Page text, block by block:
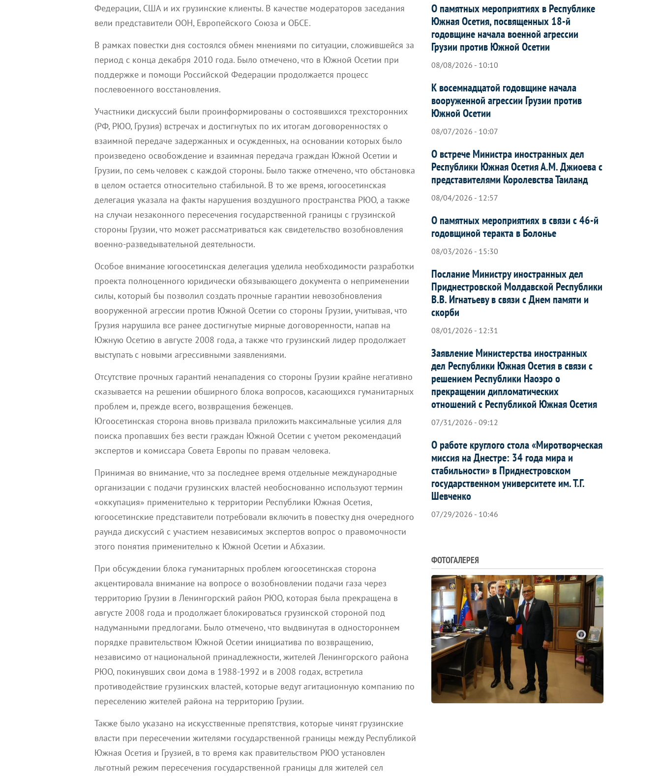
Федерации, США и их грузинские клиенты. В качестве модераторов заседания
вели представители ООН, Европейского Союза и ОБСЕ.
В рамках повестки дня состоялся обмен мнениями по ситуации, сложившейся за
период с конца декабря 2010 года. Было отмечено, что в Южной Осетии при
поддержке и помощи Российской Федерации продолжается процесс
послевоенного восстановления.
Участники дискуссий были проинформированы о состоявшихся трехсторонних
(РФ, РЮО, Грузия) встречах и достигнутых по их итогам договоренностях о
взаимной передаче задержанных и осужденных, на основании которых было
произведено освобождение и взаимная передача граждан Южной Осетии и
Грузии, по семь человек с каждой стороны. Было также отмечено, что обстановка
в целом остается относительно стабильной. В то же время, югоосетинская
делегация указала на факты нарушения воздушного пространства РЮО, а также
на случаи незаконного пересечения государственной границы с грузинской
стороны Грузии, что может рассматриваться как свидетельство возобновления
военно-разведывательной деятельности.
Особое внимание югоосетинская делегация уделила необходимости разработки
проекта полноценного юридически обязывающего документа о неприменении
силы, который бы позволил создать прочные гарантии невозобновления
вооруженной агрессии против Южной Осетии со стороны Грузии, учитывая, что
Грузия нарушила все ранее достигнутые мирные договоренности, напав на
Южную Осетию в августе 2008 года, а также что грузинский лидер продолжает
выступать с новыми агрессивными заявлениями.
Отсутствие прочных гарантий ненападения со стороны Грузии крайне негативно
сказывается на решении обширного блока вопросов, касающихся гуманитарных
проблем и, прежде всего, возвращения беженцев.
Югоосетинская сторона вновь призвала приложить максимальные усилия для
поиска пропавших без вести граждан Южной Осетии с учетом рекомендаций
экспертов и комиссара Совета Европы по правам человека.
Принимая во внимание, что за последнее время отдельные международные
организации с подачи грузинских властей необоснованно используют термин
«оккупация» применительно к территории Республики Южная Осетия,
югоосетинские представители потребовали включить в повестку дня очередного
раунда дискуссий с участием независимых экспертов вопрос о правомочности
этого понятия применительно к Южной Осетии и Абхазии.
При обсуждении блока гуманитарных проблем югоосетинская сторона
акцентировала внимание на вопросе о возобновлении подачи газа через
территорию Грузии в Ленингорский район РЮО, которая была прекращена в
августе 2008 года и продолжает блокироваться грузинской стороной под
надуманными предлогами. Было отмечено, что выдвинутая в одностороннем
порядке правительством Южной Осетии инициатива по возвращению,
независимо от национальной принадлежности, жителей Ленингорского района
РЮО, покинувших свои дома в 1988-1992 и в 2008 годах, встретила
противодействие грузинских властей, которые ведут агитационную компанию по
переселению жителей района на территорию Грузии.
Также было указано на искусственные препятствия, которые чинят грузинские
власти при пересечении жителями государственной границы между Республикой
Южная Осетия и Грузией, в то время как правительством РЮО установлен
льготный режим пересечения государственной границы для жителей сел
О памятных мероприятиях в Республике
Южная Осетия, посвященных 18-й
годовщине начала военной агрессии
Грузии против Южной Осетии
08/08/2026 - 10:10
К восемнадцатой годовщине начала
вооруженной агрессии Грузии против
Южной Осетии
08/07/2026 - 10:07
О встрече Министра иностранных дел
Республики Южная Осетия А.М. Джиоева с
представителями Королевства Таиланд
08/04/2026 - 12:57
О памятных мероприятиях в связи с 46-й
годовщиной теракта в Болонье
08/03/2026 - 15:30
Послание Министру иностранных дел
Приднестровской Молдавской Республики
В.В. Игнатьеву в связи с Днем памяти и
скорби
08/01/2026 - 12:31
Заявление Министерства иностранных
дел Республики Южная Осетия в связи с
решением Республики Наоэро о
прекращении дипломатических
отношений с Республикой Южная Осетия
07/31/2026 - 09:12
О работе круглого стола «Миротворческая
миссия на Днестре: 34 года мира и
стабильности» в Приднестровском
государственном университете им. Т.Г.
Шевченко
07/29/2026 - 10:46
ФОТОГАЛЕРЕЯ